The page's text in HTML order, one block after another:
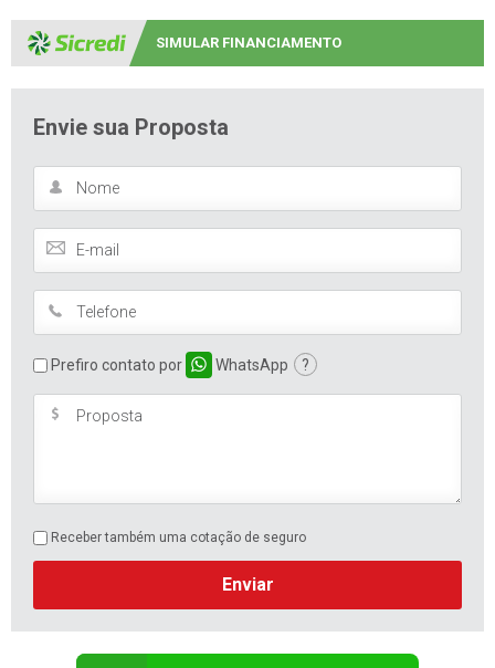
SIMULAR FINANCIAMENTO
Envie sua Proposta
Prefiro contato por WhatsApp ?
Receber também uma cotação de seguro
Enviar